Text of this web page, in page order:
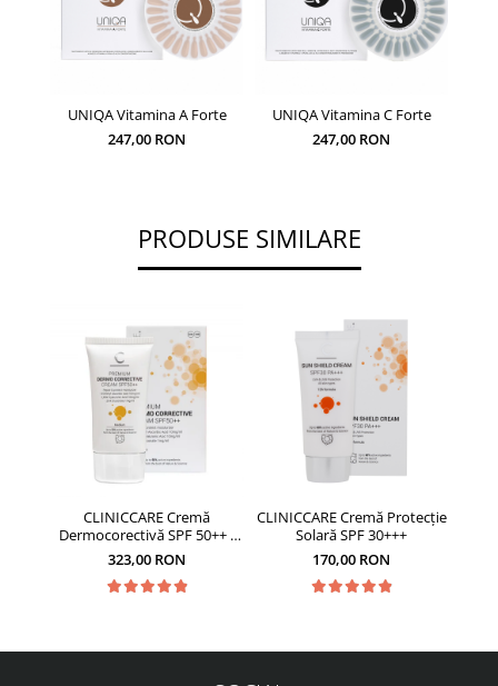
UNIQA Vitamina A Forte
247,00 RON
UNIQA Vitamina C Forte
247,00 RON
PRODUSE SIMILARE
CLINICCARE Cremă
Dermocorectivă SPF 50++ -
35ml
323,00 RON
CLINICCARE Cremă Protecție
Solară SPF 30+++
170,00 RON